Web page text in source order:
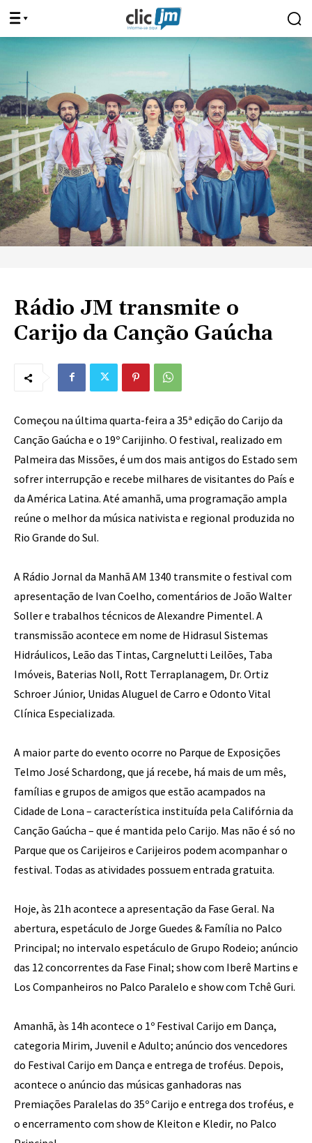
Rádio JM transmite o
Carijo da Canção Gaúcha
Começou na última quarta-feira a 35ª edição do Carijo da
Canção Gaúcha e o 19º Carijinho. O festival, realizado em
Palmeira das Missões, é um dos mais antigos do Estado sem
sofrer interrupção e recebe milhares de visitantes do País e
da América Latina. Até amanhã, uma programação ampla
reúne o melhor da música nativista e regional produzida no
Rio Grande do Sul.
A Rádio Jornal da Manhã AM 1340 transmite o festival com
apresentação de Ivan Coelho, comentários de João Walter
Soller e trabalhos técnicos de Alexandre Pimentel. A
transmissão acontece em nome de Hidrasul Sistemas
Hidráulicos, Leão das Tintas, Cargnelutti Leilões, Taba
Imóveis, Baterias Noll, Rott Terraplanagem, Dr. Ortiz
Schroer Júnior, Unidas Aluguel de Carro e Odonto Vital
Clínica Especializada.
A maior parte do evento ocorre no Parque de Exposições
Telmo José Schardong, que já recebe, há mais de um mês,
famílias e grupos de amigos que estão acampados na
Cidade de Lona – característica instituída pela Califórnia da
Canção Gaúcha – que é mantida pelo Carijo. Mas não é só no
Parque que os Carijeiros e Carijeiros podem acompanhar o
festival. Todas as atividades possuem entrada gratuita.
Hoje, às 21h acontece a apresentação da Fase Geral. Na
abertura, espetáculo de Jorge Guedes & Família no Palco
Principal; no intervalo espetáculo de Grupo Rodeio; anúncio
das 12 concorrentes da Fase Final; show com Iberê Martins e
Los Companheiros no Palco Paralelo e show com Tchê Guri.
Amanhã, às 14h acontece o 1º Festival Carijo em Dança,
categoria Mirim, Juvenil e Adulto; anúncio dos vencedores
do Festival Carijo em Dança e entrega de troféus. Depois,
acontece o anúncio das músicas ganhadoras nas
Premiações Paralelas do 35º Carijo e entrega dos troféus, e
o encerramento com show de Kleiton e Kledir, no Palco